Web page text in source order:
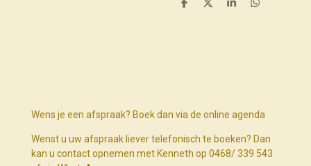
D
D
S
D
Wens je een afspraak? Boek dan via de online agenda
Wenst u uw afspraak liever telefonisch te boeken? Dan
kan u contact opnemen met Kenneth op 0468/ 339 543